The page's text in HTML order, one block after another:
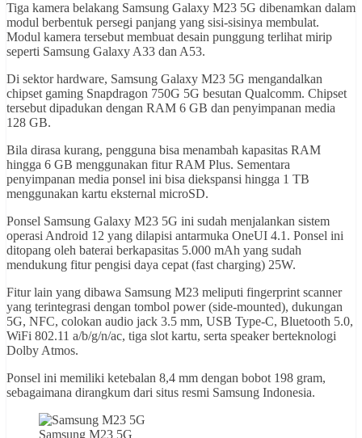
Tiga kamera belakang Samsung Galaxy M23 5G dibenamkan dalam
modul berbentuk persegi panjang yang sisi-sisinya membulat.
Modul kamera tersebut membuat desain punggung terlihat mirip
seperti Samsung Galaxy A33 dan A53.
Di sektor hardware, Samsung Galaxy M23 5G mengandalkan
chipset gaming Snapdragon 750G 5G besutan Qualcomm. Chipset
tersebut dipadukan dengan RAM 6 GB dan penyimpanan media
128 GB.
Bila dirasa kurang, pengguna bisa menambah kapasitas RAM
hingga 6 GB menggunakan fitur RAM Plus. Sementara
penyimpanan media ponsel ini bisa diekspansi hingga 1 TB
menggunakan kartu eksternal microSD.
Ponsel Samsung Galaxy M23 5G ini sudah menjalankan sistem
operasi Android 12 yang dilapisi antarmuka OneUI 4.1. Ponsel ini
ditopang oleh baterai berkapasitas 5.000 mAh yang sudah
mendukung fitur pengisi daya cepat (fast charging) 25W.
Fitur lain yang dibawa Samsung M23 meliputi fingerprint scanner
yang terintegrasi dengan tombol power (side-mounted), dukungan
5G, NFC, colokan audio jack 3.5 mm, USB Type-C, Bluetooth 5.0,
WiFi 802.11 a/b/g/n/ac, tiga slot kartu, serta speaker berteknologi
Dolby Atmos.
Ponsel ini memiliki ketebalan 8,4 mm dengan bobot 198 gram,
sebagaimana dirangkum dari situs resmi Samsung Indonesia.
Samsung M23 5G